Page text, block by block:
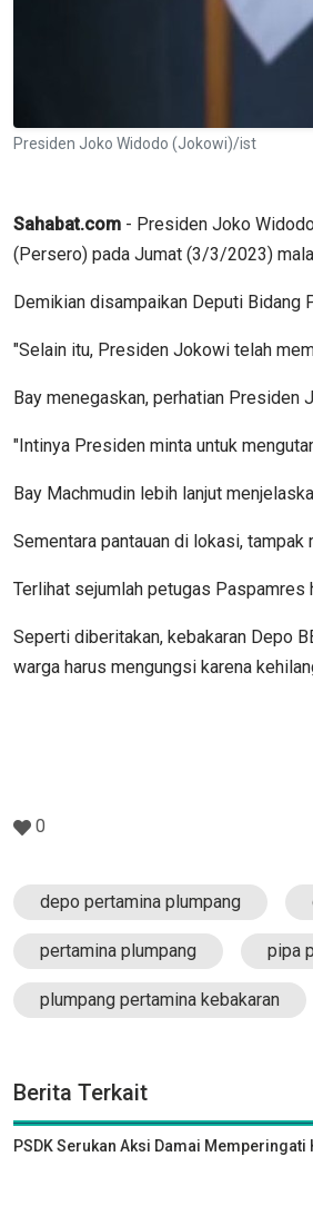
Presiden Joko Widodo (Jokowi)/ist
Sahabat.com - Presiden Joko
(Persero) pada Jumat (3/3/2023)
Demikian disampaikan Deputi
"Selain itu, Presiden Jokowi telah
Bay menegaskan, perhatian Presiden
"Intinya Presiden minta untuk
Bay Machmudin lebih lanjut
Sementara pantauan di lokasi,
Terlihat sejumlah petugas Paspamres
Seperti diberitakan, kebakaran Depo
warga harus mengungsi karena
0
depo pertamina plumpang
pertamina plumpang pipa
plumpang pertamina kebakaran
Berita Terkait
PSDK Serukan Aksi Damai